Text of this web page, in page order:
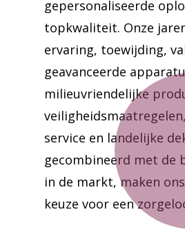
gepersonaliseerde
topkwaliteit. Onze
ervaring, toewijding,
geavanceerde
milieuvriendelijke
service en landelijke
gecombineerd met de
in de markt, maken
keuze voor een